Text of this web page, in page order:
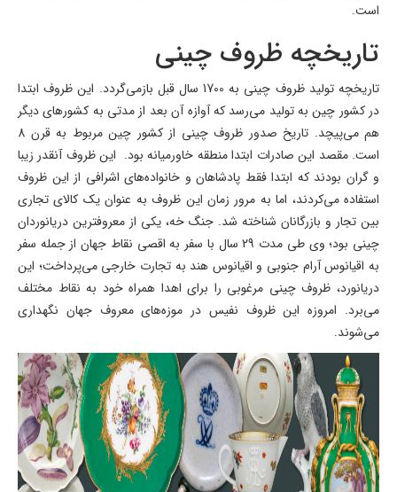
است.
تاریخچه ظروف چینی
تاریخچه تولید ظروف چینی به 1700 سال قبل بازمی‌گردد. این ظروف ابتدا
در کشور چین به تولید می‌رسد که آوازه آن بعد از مدتی به کشورهای دیگر
هم می‌پیچد. تاریخ صدور ظروف چینی از کشور چین مربوط به قرن 8
است. مقصد این صادرات ابتدا منطقه خاورمیانه بود. این ظروف آنقدر زیبا
و گران بودند که ابتدا فقط پادشاهان و خانواده‌های اشرافی از این ظروف
استفاده می‌کردند، اما به مرور زمان این ظروف به عنوان یک کالای تجاری
بین تجار و بازرگانان شناخته شد. جنگ خه، یکی از معروفترین دریانوردان
چینی بود؛ وی طی مدت 29 سال با سفر به اقصی نقاط جهان از جمله سفر
به اقیانوس آرام جنوبی و اقیانوس هند به تجارت خارجی می‌پرداخت؛ این
دریانورد، ظروف چینی مرغوبی را برای اهدا همراه خود به نقاط مختلف
می‌برد. امروزه این ظروف نفیس در موزه‌های معروف جهان نگهداری
می‌شوند.